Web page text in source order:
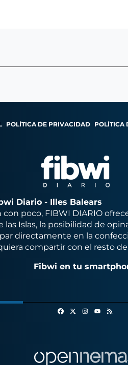
POLÍTICA DE PRIVACIDAD POLÍTICA
Diario - Illes Balears
poco, FIBWI DIARIO
Islas, la posibilidad de
directamente en la
compartir con el resto
Fibwi en tu
FacebookInstagram